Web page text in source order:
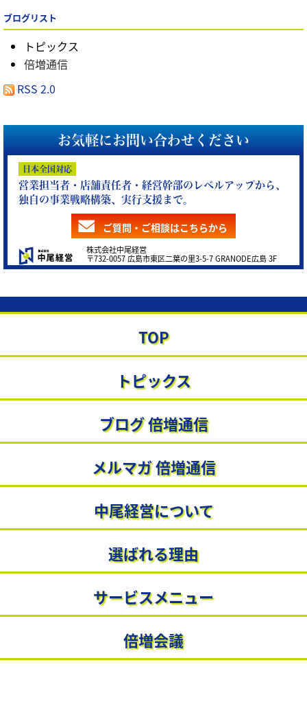
ブログリスト
トピックス
倍増通信
RSS 2.0
お気軽にお問い合わせください
日本全国対応
営業担当者・店舗責任者・経営幹部のレベルアップから、
独自の事業戦略構築、実行支援まで。
ご質問・ご相談はこちらから
株式会社中尾経営
〒732-0057 広島市東区二葉の里3-5-7 GRANODE広島 3F
サービスメニュー
ブログ 倍増通信
メルマガ 倍増通信 選ばれる理由
倍増会議
プロフィール
株式会社中尾経営
〒732-0057 広島市東区二葉の里3-5-7 GRANODE広島 3F
082-553-0613
TOP
トピックス
ブログ 倍増通信
メルマガ 倍増通信
中尾経営について
選ばれる理由
サービスメニュー
倍増会議